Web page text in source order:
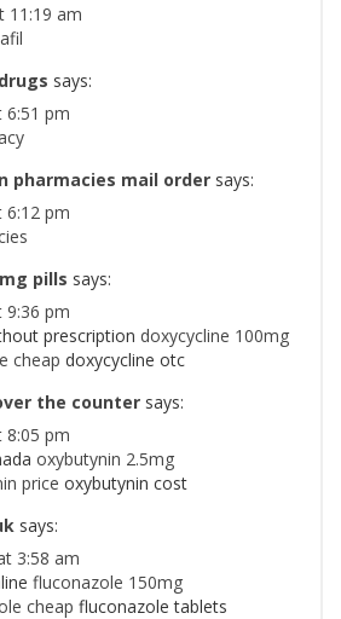
11:19 am
says:
6:51 pm
pharmacies mail order says:
6:12 pm
pills says:
9:36 pm
prescription doxycycline 100mg
cheap doxycycline otc
the counter says:
8:05 pm
oxybutynin 2.5mg
price oxybutynin cost
says:
3:58 am
fluconazole 150mg
cheap fluconazole tablets